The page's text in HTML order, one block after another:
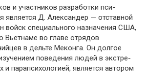
и участников разработки пси­
является Д. Александер — отстав­ной
войск специального назначения США,
Вьетнаме во главе отрядов
в дельте Меконга. Он долгое
поведения людей в экстре­
и парапсихологией, является авто­ром